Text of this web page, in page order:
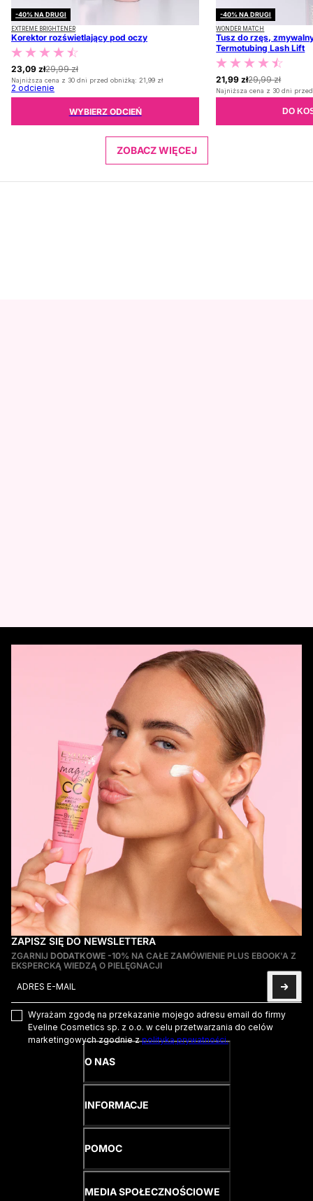
-40% NA DRUGI
EXTREME BRIGHTENER
Korektor rozświetlający pod oczy
29,99 zł
23,09 zł
Najniższa cena z 30 dni przed obniżką: 21,99 zł
2 odcienie
WYBIERZ ODCIEŃ
-40% NA DRUGI
WONDER MATCH
Tusz do rzęs,
Termotubing Lash Lift
29,99 zł
21,99 zł
Najniższa cena z 30 dni
DO
ZOBACZ WIĘCEJ
ZAPISZ SIĘ DO NEWSLETTERA
ZGARNIJ DODATKOWE -10% NA CAŁE ZAMÓWIENIE PLUS EBOOK'A Z
EKSPERCKĄ WIEDZĄ O PIELĘGNACJI
Wyrażam zgodę na przekazanie mojego adresu email do firmy
Eveline Cosmetics sp. z o.o. w celu przetwarzania do celów
marketingowych zgodnie zpolityką prywatności.
Ta strona jest chroniona przez hCaptcha i obowiązują na niej
O NAS
INFORMACJE
POMOC
MEDIA SPOŁECZNOŚCIOWE